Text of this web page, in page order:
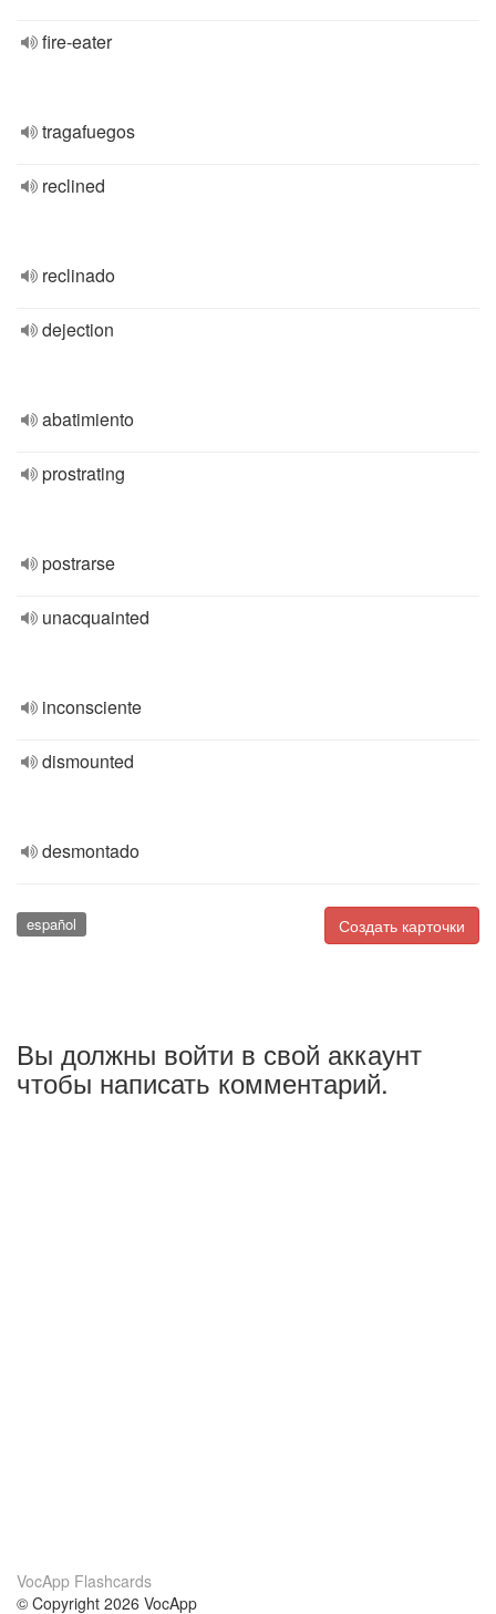
fire-eater
tragafuegos
reclined
reclinado
dejection
abatimiento
prostrating
postrarse
unacquainted
inconsciente
dismounted
desmontado
Создать карточки
español
Вы должны войти в свой аккаунт
чтобы написать комментарий.
VocApp Flashcards
© Copyright 2026 VocApp